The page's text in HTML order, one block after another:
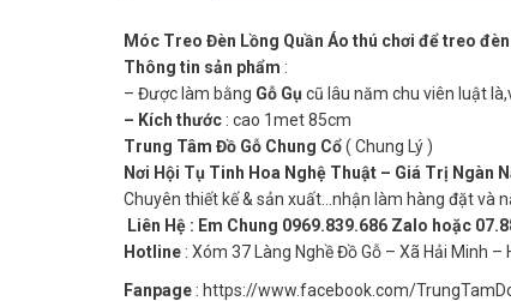
Móc Treo Đèn Lồng Quần Áo thú chơi để treo
Thông tin sản phẩm :
– Được làm bằng Gỗ Gụ cũ lâu năm chu viên luật
– Kích thước : cao 1met 85cm
Trung Tâm Đồ Gỗ Chung Cổ( Chung Lý )
Nơi Hội Tụ Tinh Hoa Nghệ Thuật – Giá Trị Ngàn
Chuyên thiết kế & sản xuất…nhận làm hàng đặt và
Liên Hệ : Em Chung 0969.839.686 Zalo hoặc
Hotline : Xóm 37 Làng Nghề Đồ Gỗ – Xã Hải Minh
Fanpage : https://www.facebook.com/